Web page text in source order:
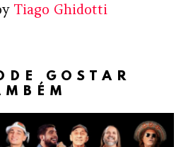
Tiago Ghidotti
GOSTAR